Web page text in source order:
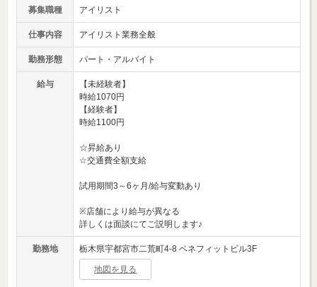
募集職種 アイリスト
仕事内容 アイリスト業務全般
勤務形態 パート・アルバイト
給与
【未経験者】
時給1070円
【経験者】
時給1100円
☆昇給あり
☆交通費全額支給
試用期間3～6ヶ月/給与変動あり
※店舗により給与が異なる
詳しくは面談にてご説明します♪
勤務地 栃木県宇都宮市二荒町4-8 ベネフィットビル3F
地図を見る